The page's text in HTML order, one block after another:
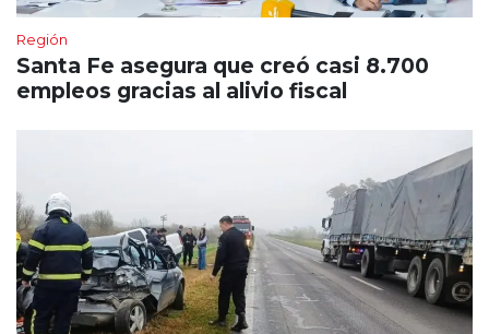
Región
Santa Fe asegura que creó casi 8.700
empleos gracias al alivio fiscal